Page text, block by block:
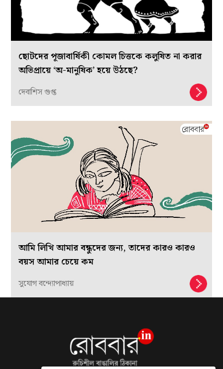
ছোটদের পূজাবার্ষিকী কোমল চিত্তকে কলুষিত না করার
অভিপ্রায়ে ‘অ-মানুষিক’ হয়ে উঠছে?
দেবাশিস গুপ্ত
আমি লিখি আমার বন্ধুদের জন্য, তাদের কারও কারও
বয়স আমার চেয়ে কম
সুযোগ বন্দ্যোপাধ্যায়